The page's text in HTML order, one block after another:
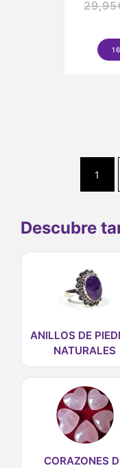
29,95
1
Descubre
ANILLOS DE
NATURALES
CORAZONES